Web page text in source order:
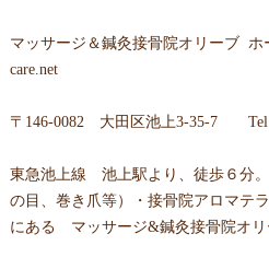
マッサージ＆鍼灸接骨院オリーブ ホ
care.net
〒 146-0082 大田区池上3-35-7
東急池上線 池上駅より、徒歩６分
の目、巻き爪等）・接骨院アロマテ
にある マッサージ&鍼灸接骨院オリ